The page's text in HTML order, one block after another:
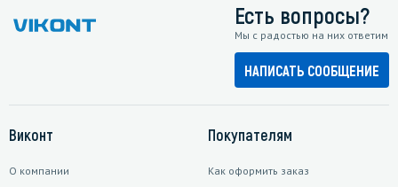
Есть вопросы?
Мы с радостью на них ответим
НАПИСАТЬ СООБЩЕНИЕ
Виконт
О компании
Покупателям
Как оформить заказ